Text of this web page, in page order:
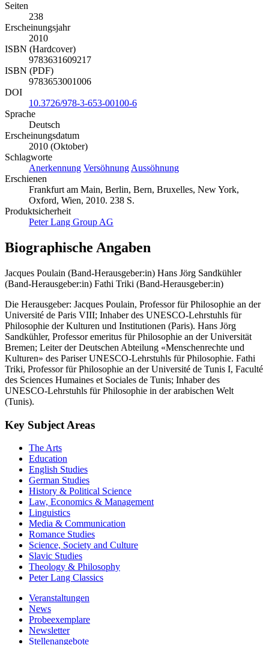
Seiten
238
Erscheinungsjahr
2010
ISBN (Hardcover)
9783631609217
ISBN (PDF)
9783653001006
DOI
10.3726/978-3-653-00100-6
Sprache
Deutsch
Erscheinungsdatum
2010 (Oktober)
Schlagworte
Anerkennung Versöhnung Aussöhnung
Erschienen
Frankfurt am Main, Berlin, Bern, Bruxelles, New York,
Oxford, Wien, 2010. 238 S.
Produktsicherheit
Peter Lang Group AG
Biographische Angaben
Jacques Poulain (Band-Herausgeber:in) Hans Jörg Sandkühler
(Band-Herausgeber:in) Fathi Triki (Band-Herausgeber:in)
Die Herausgeber: Jacques Poulain, Professor für Philosophie an der
Université de Paris VIII; Inhaber des UNESCO-Lehrstuhls für
Philosophie der Kulturen und Institutionen (Paris). Hans Jörg
Sandkühler, Professor emeritus für Philosophie an der Universität
Bremen; Leiter der Deutschen Abteilung «Menschenrechte und
Kulturen» des Pariser UNESCO-Lehrstuhls für Philosophie. Fathi
Triki, Professor für Philosophie an der Université de Tunis I, Faculté
des Sciences Humaines et Sociales de Tunis; Inhaber des
UNESCO-Lehrstuhls für Philosophie in der arabischen Welt
(Tunis).
Key Subject Areas
The Arts
Education
English Studies
German Studies
History & Political Science
Law, Economics & Management
Linguistics
Media & Communication
Romance Studies
Science, Society and Culture
Slavic Studies
Theology & Philosophy
Peter Lang Classics
Veranstaltungen
News
Probeexemplare
Newsletter
Stellenangebote